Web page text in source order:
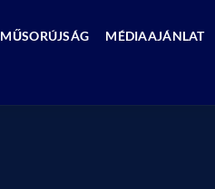
MŰSORÚJSÁG MÉDIAAJÁNLAT